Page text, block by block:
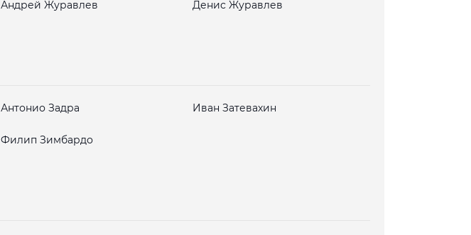
Андрей Журавлев Денис Журавлев
Антонио Задра Иван Затевахин
Филип Зимбардо